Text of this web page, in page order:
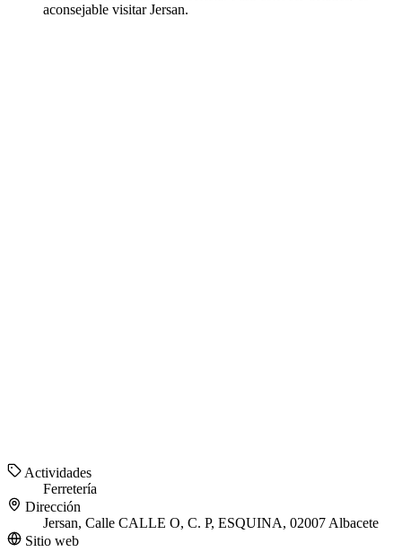
aconsejable visitar Jersan.
Actividades
Ferretería
Dirección
Jersan, Calle CALLE O, C. P, ESQUINA, 02007 Albacete
Sitio web